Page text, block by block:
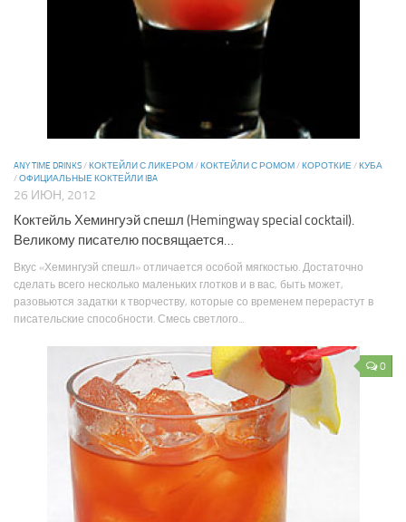
ANY TIME DRINKS/КОКТЕЙЛИ С ЛИКЕРОМ/КОКТЕЙЛИ С РОМОМ/КОРОТКИЕ/КУБА
/ОФИЦИАЛЬНЫЕ КОКТЕЙЛИ IBA
26 ИЮН, 2012
Коктейль Хемингуэй спешл (Hemingway special cocktail).
Великому писателю посвящается…
Вкус «Хемингуэй спешл» отличается особой мягкостью. Достаточно
сделать всего несколько маленьких глотков и в вас, быть может,
разовьются задатки к творчеству, которые со временем перерастут в
писательские способности. Смесь светлого...
0